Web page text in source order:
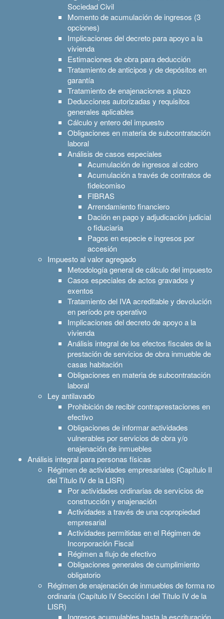
Sociedad Civil
Momento de acumulación de ingresos (3
opciones)
Implicaciones del decreto para apoyo a la
vivienda
Estimaciones de obra para deducción
Tratamiento de anticipos y de depósitos en
garantía
Tratamiento de enajenaciones a plazo
Deducciones autorizadas y requisitos
generales aplicables
Cálculo y entero del impuesto
Obligaciones en materia de subcontratación
laboral
Análisis de casos especiales
Acumulación de ingresos al cobro
Acumulación a través de contratos de
fideicomiso
FIBRAS
Arrendamiento financiero
Dación en pago y adjudicación judicial
o fiduciaria
Pagos en especie e ingresos por
accesión
Impuesto al valor agregado
Metodología general de cálculo del impuesto
Casos especiales de actos gravados y
exentos
Tratamiento del IVA acreditable y devolución
en período pre operativo
Implicaciones del decreto de apoyo a la
vivienda
Análisis integral de los efectos fiscales de la
prestación de servicios de obra inmueble de
casas habitación
Obligaciones en materia de subcontratación
laboral
Ley antilavado
Prohibición de recibir contraprestaciones en
efectivo
Obligaciones de informar actividades
vulnerables por servicios de obra y/o
enajenación de inmuebles
Análisis integral para personas físicas
Régimen de actividades empresariales (Capítulo II
del Título IV de la LISR)
Por actividades ordinarias de servicios de
construcción y enajenación
Actividades a través de una copropiedad
empresarial
Actividades permitidas en el Régimen de
Incorporación Fiscal
Régimen a flujo de efectivo
Obligaciones generales de cumplimiento
obligatorio
Régimen de enajenación de inmuebles de forma no
ordinaria (Capítulo IV Sección I del Título IV de la
LISR)
Ingresos acumulables hasta la escrituración